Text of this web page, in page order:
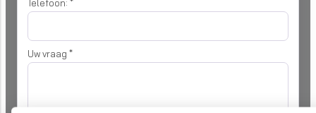
Telefoon: *
Uw vraag *